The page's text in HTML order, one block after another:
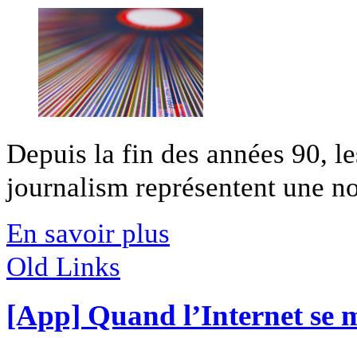
Depuis la fin des années 90,
journalism représentent une
En savoir plus
Old Links
[App] Quand l’Internet se